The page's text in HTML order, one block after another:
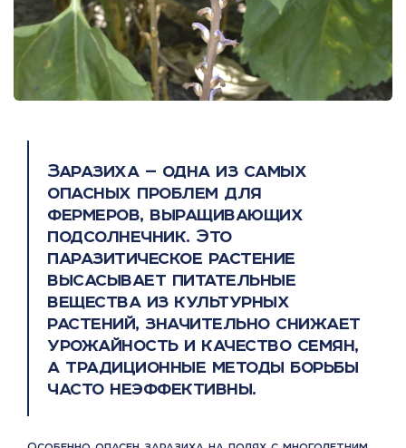
Заразиха — одна из самых
опасных проблем для
фермеров, выращивающих
подсолнечник. Это
паразитическое растение
высасывает питательные
вещества из культурных
растений, значительно снижает
урожайность и качество семян,
а традиционные методы борьбы
часто неэффективны.